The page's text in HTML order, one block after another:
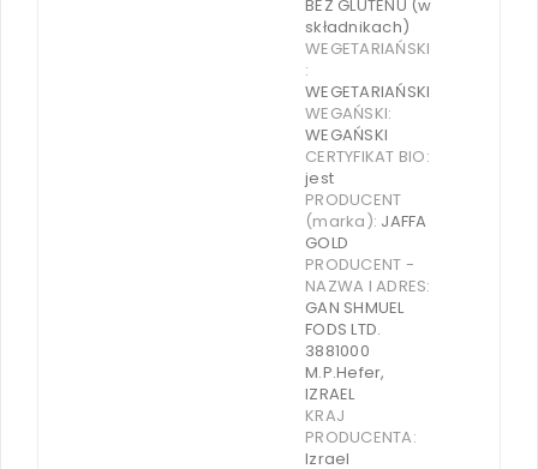
BEZ GLUTENU (w
składnikach)
WEGETARIAŃSKI
:
WEGETARIAŃSKI
WEGAŃSKI:
WEGAŃSKI
CERTYFIKAT BIO:
jest
PRODUCENT
(marka): JAFFA
GOLD
PRODUCENT -
NAZWA I ADRES:
GAN SHMUEL
FODS LTD.
3881000
M.P.Hefer,
IZRAEL
KRAJ
PRODUCENTA:
Izrael